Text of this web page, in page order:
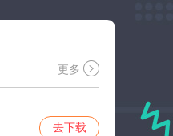
更多
去下载